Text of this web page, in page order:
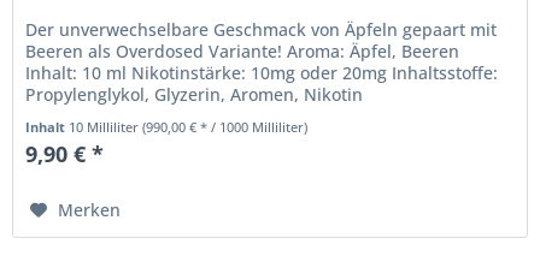
Der unverwechselbare Geschmack von Äpfeln gepaart mit
Beeren als Overdosed Variante! Aroma: Äpfel, Beeren
Inhalt: 10 ml Nikotinstärke: 10mg oder 20mg Inhaltsstoffe:
Propylenglykol, Glyzerin, Aromen, Nikotin
Sicherheitshinweise: Nikotin...
Inhalt 10 Milliliter(990,00 € * / 1000 Milliliter)
9,90 € *
Merken